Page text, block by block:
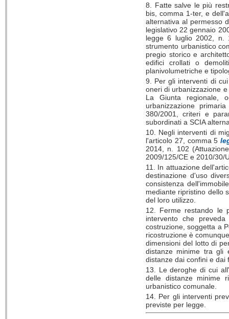
8. Fatte salve le più
bis, comma 1-ter, e
alternativa al permesso
legislativo 22 gennaio
legge 6 luglio 2002, n.
strumento urbanistico
pregio storico e
edifici crollati o
planivolumetriche e
9. Per gli interventi di
oneri di urbanizzazione
La Giunta regionale,
urbanizzazione
380/2001, criteri e
subordinati a SCIA
10. Negli interventi di
l'articolo 27, comma 5
2014, n. 102
2009/125/CE e 2010/30/
11. In attuazione
destinazione d'uso
consistenza
mediante ripristino dello
del loro utilizzo.
12. Ferme restando le
intervento che
costruzione, soggetta a
ricostruzione è
dimensioni del lotto di
distanze minime tra gli
distanze dai confini e dai
13. Le deroghe di cui
delle distanze minime
urbanistico comunale.
14. Per gli interventi
previste per legge.